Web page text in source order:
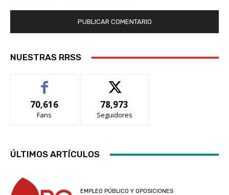
NUESTRAS RRSS
70,616
Fans
78,973
Seguidores
ÚLTIMOS ARTÍCULOS
EMPLEO PÚBLICO Y OPOSICIONES